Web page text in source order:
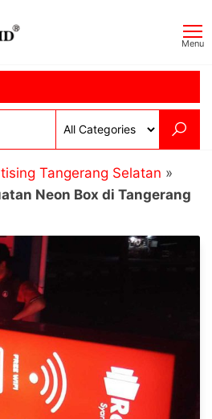
ID
Menu
Tangerang Selatan »
Neon Box di Tangerang